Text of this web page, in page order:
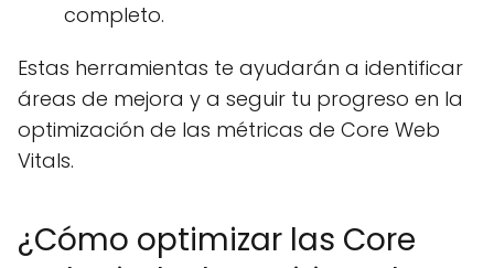
completo.
Estas herramientas te ayudarán a identificar
áreas de mejora y a seguir tu progreso en la
optimización de las métricas de Core Web
Vitals.
¿Cómo optimizar las Core